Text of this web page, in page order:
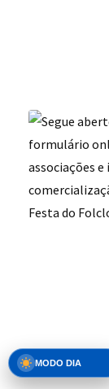
MODO DIA